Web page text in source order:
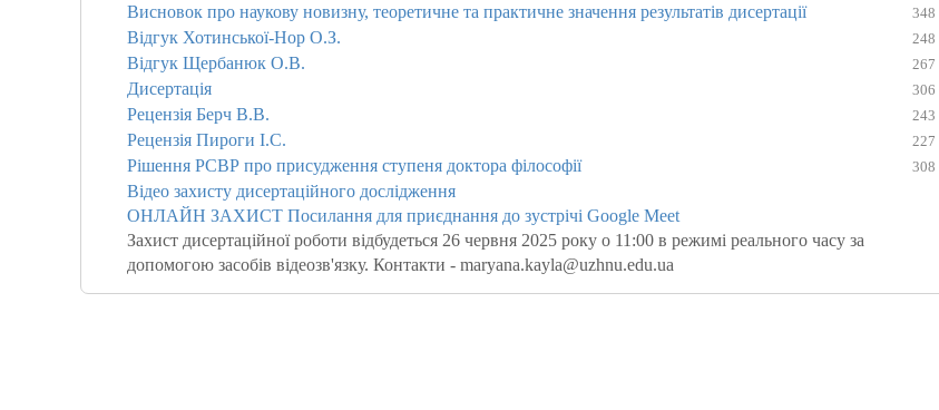
Висновок про наукову новизну, теоретичне та практичне значення результатів дисертації 348
Відгук Хотинської-Нор О.З. 248
Відгук Щербанюк О.В. 267
Дисертація 306
Рецензія Берч В.В. 243
Рецензія Пироги І.С. 227
Рішення РСВР про присудження ступеня доктора філософії 308
Відео захисту дисертаційного дослідження
ОНЛАЙН ЗАХИСТ Посилання для приєднання до зустрічі Google Meet
Захист дисертаційної роботи відбудеться 26 червня 2025 року о 11:00 в режимі реального часу за
допомогою засобів відеозв'язку. Контакти - maryana.kayla@uzhnu.edu.ua